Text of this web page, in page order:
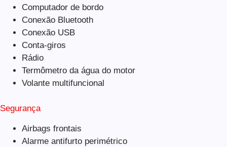
Computador de bordo
Conexão Bluetooth
Conexão USB
Conta-giros
Rádio
Termômetro da água do motor
Volante multifuncional
Segurança
Airbags frontais
Alarme antifurto perimétrico